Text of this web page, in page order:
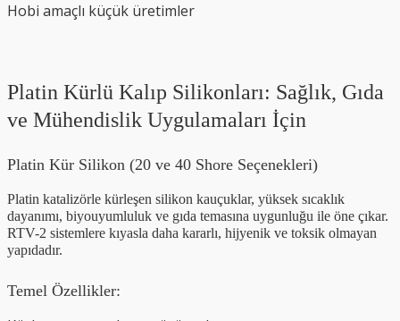
Hobi amaçlı küçük üretimler
Platin Kürlü Kalıp Silikonları: Sağlık, Gıda
ve Mühendislik Uygulamaları İçin
Platin Kür Silikon (20 ve 40 Shore Seçenekleri)
Platin katalizörle kürleşen silikon kauçuklar, yüksek sıcaklık
dayanımı, biyouyumluluk ve gıda temasına uygunluğu ile öne çıkar.
RTV-2 sistemlere kıyasla daha kararlı, hijyenik ve toksik olmayan
yapıdadır.
Temel Özellikler: